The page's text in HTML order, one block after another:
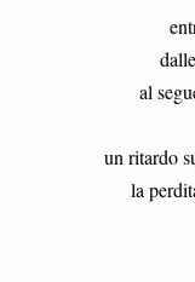
al
un ritardo
la